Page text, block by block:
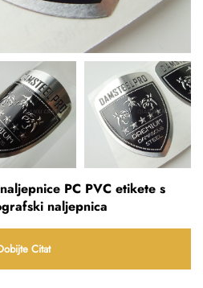
PC PVC etikete s
naljepnica
Citat